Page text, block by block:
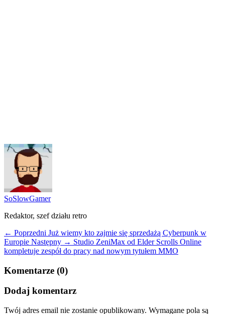
SoSlowGamer
Redaktor, szef działu retro
← Poprzedni Już wiemy kto zajmie się sprzedażą Cyberpunk w
Europie Następny → Studio ZeniMax od Elder Scrolls Online
kompletuje zespół do pracy nad nowym tytułem MMO
Komentarze (0)
Dodaj komentarz
Twój adres email nie zostanie opublikowany. Wymagane pola są